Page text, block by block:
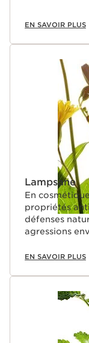
EN SAVOIR PLUS
Lampsane
En
propriétés
défenses
agressions
EN SAVOIR PLUS